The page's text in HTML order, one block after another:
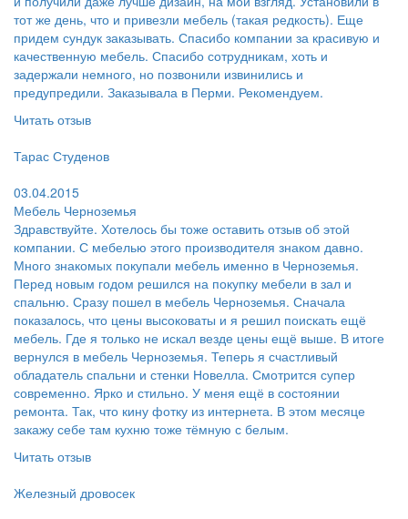
тот же день, что и привезли мебель (такая редкость). Еще
придем сундук заказывать. Спасибо компании за красивую и
качественную мебель. Спасибо сотрудникам, хоть и
задержали немного, но позвонили извинились и
предупредили. Заказывала в Перми. Рекомендуем.
Читать отзыв
Тарас Студенов
03.04.2015
Мебель Черноземья
Здравствуйте. Хотелось бы тоже оставить отзыв об этой
компании. С мебелью этого производителя знаком давно.
Много знакомых покупали мебель именно в Черноземья.
Перед новым годом решился на покупку мебели в зал и
спальню. Сразу пошел в мебель Черноземья. Сначала
показалось, что цены высоковаты и я решил поискать ещё
мебель. Где я только не искал везде цены ещё выше. В итоге
вернулся в мебель Черноземья. Теперь я счастливый
обладатель спальни и стенки Новелла. Смотрится супер
современно. Ярко и стильно. У меня ещё в состоянии
ремонта. Так, что кину фотку из интернета. В этом месяце
закажу себе там кухню тоже тёмную с белым.
Читать отзыв
Железный дровосек